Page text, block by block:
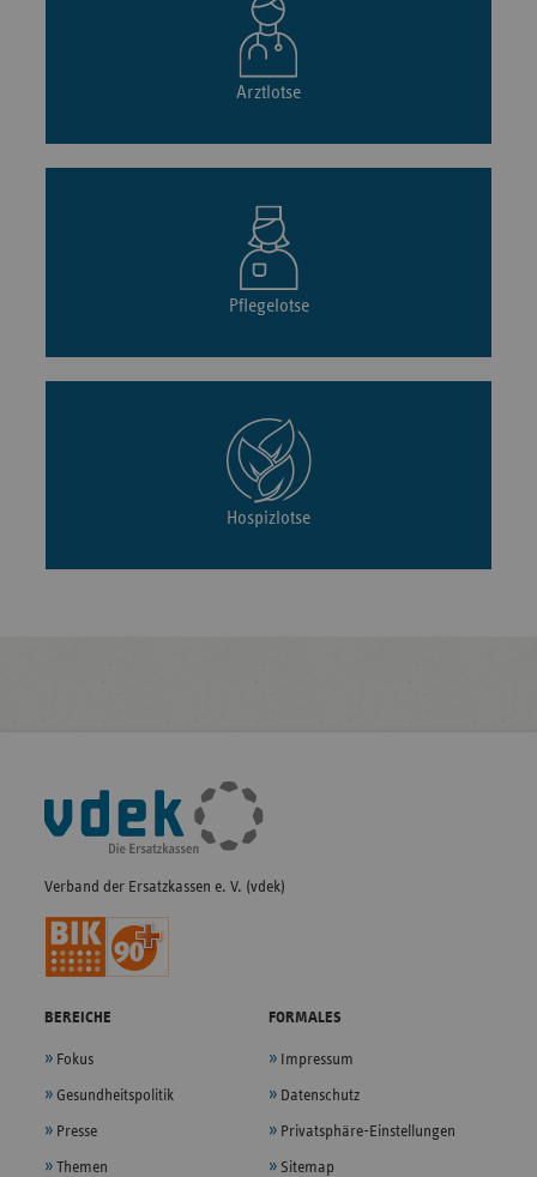
Arztlotse
Pflegelotse
Hospizlotse
Fußleisten-
Navigation
Verband der Ersatzkassen e. V. (vdek)
BEREICHE
Fokus
Gesundheitspolitik
Presse
Themen
FORMALES
Impressum
Datenschutz
Privatsphäre-Einstellungen
Sitemap